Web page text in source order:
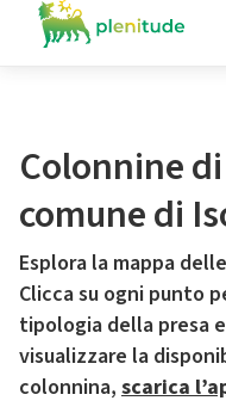
Colonnine
comune di
Esplora la mappa
Clicca su ogni punto
tipologia della presa
visualizzare la
colonnina, scarica